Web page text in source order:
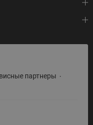
партнеры